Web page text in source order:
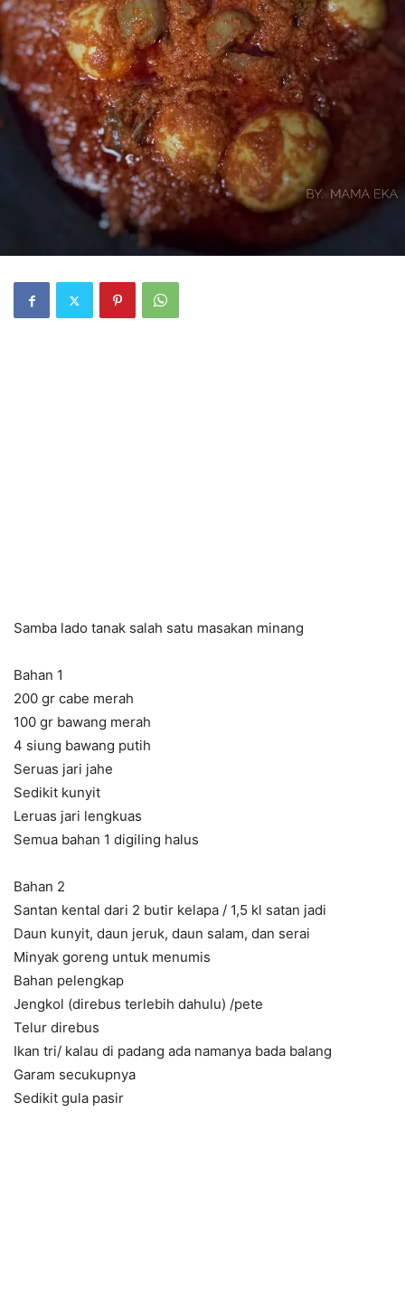
Samba lado tanak salah satu masakan minang
Bahan 1
200 gr cabe merah
100 gr bawang merah
4 siung bawang putih
Seruas jari jahe
Sedikit kunyit
Leruas jari lengkuas
Semua bahan 1 digiling halus
Bahan 2
Santan kental dari 2 butir kelapa / 1,5 kl satan jadi
Daun kunyit, daun jeruk, daun salam, dan serai
Minyak goreng untuk menumis
Bahan pelengkap
Jengkol (direbus terlebih dahulu) /pete
Telur direbus
Ikan tri/ kalau di padang ada namanya bada balang
Garam secukupnya
Sedikit gula pasir